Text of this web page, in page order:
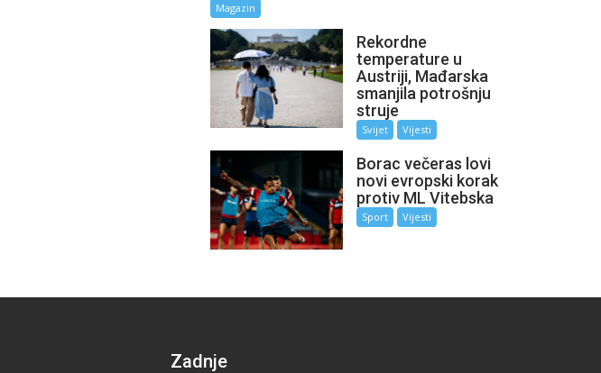
Magazin
Rekordne
temperature u
Austriji, Mađarska
smanjila potrošnju
struje
Svijet Vijesti
Borac večeras lovi
novi evropski korak
protiv ML Vitebska
Sport Vijesti
Zadnje